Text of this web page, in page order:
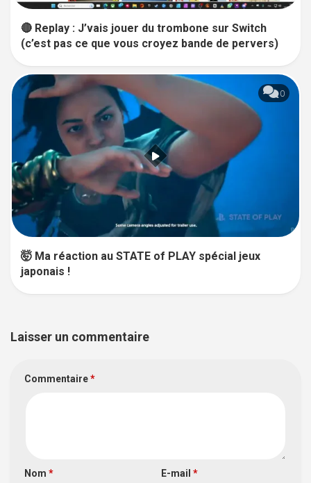
🔴 Replay : J’vais jouer du trombone sur Switch
(c’est pas ce que vous croyez bande de pervers)
0
🤯 Ma réaction au STATE of PLAY spécial jeux
japonais !
Laisser un commentaire
Commentaire*
Nom * E-mail *